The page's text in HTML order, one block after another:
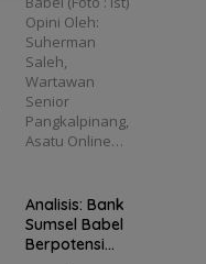
Babel?
Opini Oleh:
Suherman
Saleh,
Wartawan
Senior
Pangkalpinang,
Asatu Online…
Analisis: Bank
Sumsel Babel
Berpotensi